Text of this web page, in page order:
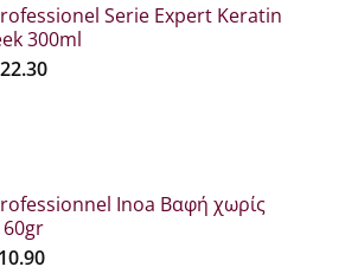
τιμή
είναι:
€25.90.
Serie Expert Keratin
300ml
22.30Η
Inoa Βαφή χωρίς
10.90Price